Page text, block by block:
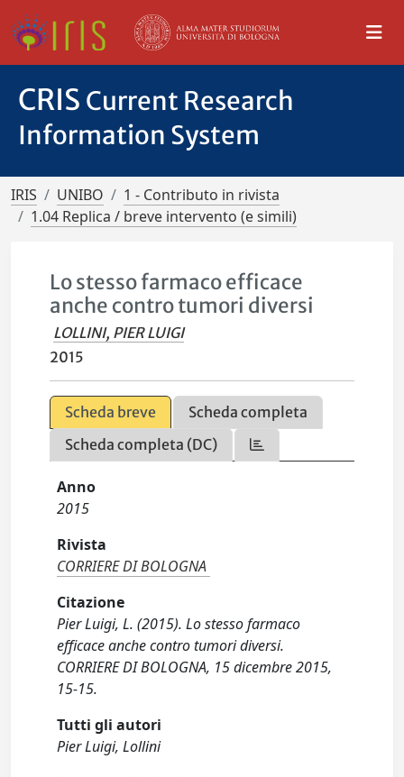
CRIS Current Research
Information System
IRIS UNIBO
1 - Contributo in rivista
1.04 Replica / breve intervento (e simili)
Lo stesso farmaco efficace
anche contro tumori diversi
LOLLINI, PIER LUIGI
2015
Scheda breve
Scheda completa
Scheda completa (DC)
Anno
2015
Rivista
CORRIERE DI BOLOGNA
Citazione
Pier Luigi, L. (2015). Lo stesso farmaco
efficace anche contro tumori diversi.
CORRIERE DI BOLOGNA, 15 dicembre 2015,
15-15.
Tutti gli autori
Pier Luigi, Lollini